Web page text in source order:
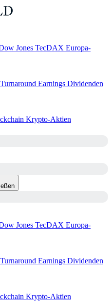
Jones TecDAX Europa-
Turnaround Earnings Dividenden
Krypto-Aktien
Jones TecDAX Europa-
Turnaround Earnings Dividenden
Krypto-Aktien